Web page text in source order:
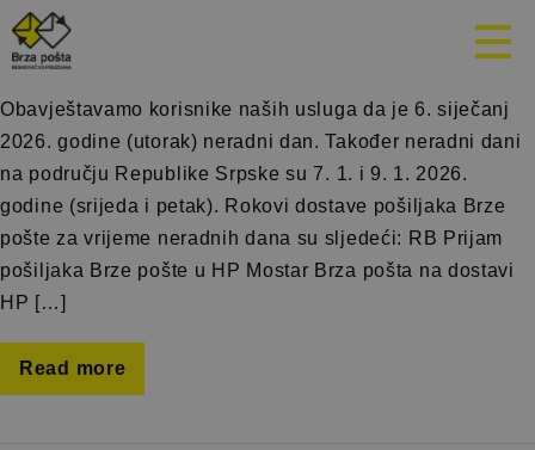
Mjesec:
Obavještavamo korisnike naših usluga da je 6. siječanj
2026. godine (utorak) neradni dan. Također neradni dani
na području Republike Srpske su 7. 1. i 9. 1. 2026.
godine (srijeda i petak). Rokovi dostave pošiljaka Brze
pošte za vrijeme neradnih dana su sljedeći: RB Prijam
pošiljaka Brze pošte u HP Mostar Brza pošta na dostavi
HP […]
Read more